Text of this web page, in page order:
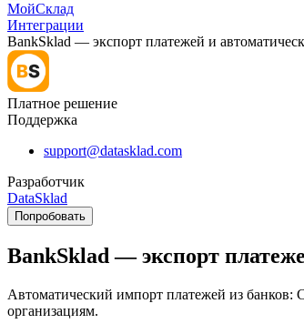
МойСклад
Интеграции
BankSklad — экспорт платежей и
Платное решение
Поддержка
support@datasklad.com
Разработчик
DataSklad
Попробовать
BankSklad — экспорт
Автоматический импорт платежей из
организациям.